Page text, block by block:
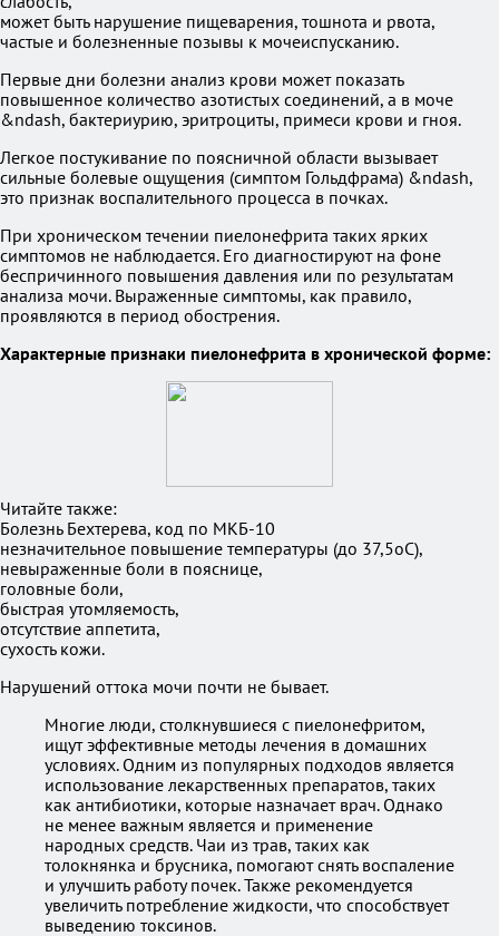
может быть нарушение пищеварения, тошнота и рвота,
частые и болезненные позывы к мочеиспусканию.
Первые дни болезни анализ крови может показать
повышенное количество азотистых соединений, а в моче
&ndash, бактериурию, эритроциты, примеси крови и гноя.
Легкое постукивание по поясничной области вызывает
сильные болевые ощущения (симптом Гольдфрама) &ndash,
это признак воспалительного процесса в почках.
При хроническом течении пиелонефрита таких ярких
симптомов не наблюдается. Его диагностируют на фоне
беспричинного повышения давления или по результатам
анализа мочи. Выраженные симптомы, как правило,
проявляются в период обострения.
Характерные признаки пиелонефрита в хронической форме:
Читайте также:
Болезнь Бехтерева, код по МКБ-10
незначительное повышение температуры (до 37,5оС),
невыраженные боли в пояснице,
головные боли,
быстрая утомляемость,
отсутствие аппетита,
сухость кожи.
Нарушений оттока мочи почти не бывает.
Многие люди, столкнувшиеся с пиелонефритом,
ищут эффективные методы лечения в домашних
условиях. Одним из популярных подходов является
использование лекарственных препаратов, таких
как антибиотики, которые назначает врач. Однако
не менее важным является и применение
народных средств. Чаи из трав, таких как
толокнянка и брусника, помогают снять воспаление
и улучшить работу почек. Также рекомендуется
увеличить потребление жидкости, что способствует
выведению токсинов.